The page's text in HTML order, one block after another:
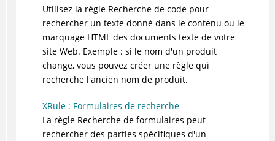
Utilisez la règle Recherche de code pour
rechercher un texte donné dans le contenu ou le
marquage HTML des documents texte de votre
site Web. Exemple : si le nom d'un produit
change, vous pouvez créer une règle qui
recherche l'ancien nom de produit.
XRule : Formulaires de recherche
La règle Recherche de formulaires peut
rechercher des parties spécifiques d'un